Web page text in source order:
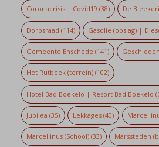
Coronacrisis | Covid19 (38) De
Dorpsraad (114) Gasolie (opslag) |
Gemeente Enschede (141)
Het Rutbeek (terrein)(102)
Hotel Bad Boekelo | Resort Bad Boekelo
Jubilea (35) Lekkages (40)
Marcellinus (School)(33) Marssteden